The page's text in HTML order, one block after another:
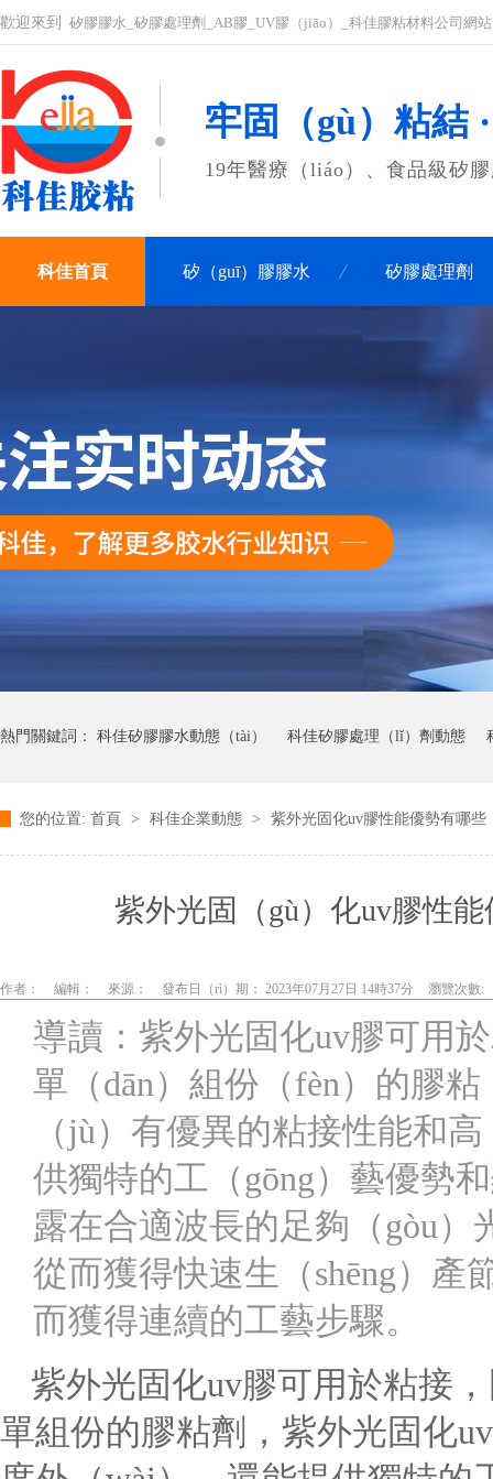
歡迎來到 矽膠膠水_矽膠處理劑_AB膠_UV膠（jiāo）_科佳膠粘材料公司網
牢固（gù）粘結
19年醫療（liáo）、食品級矽
科佳首頁 矽（guī）膠膠水 矽膠處理劑
熱門關鍵詞： 科佳矽膠膠水動態（tài） 科佳矽膠處理（lǐ）劑動態
科（kē）佳UV無影（yǐng）膠水動態 科佳快幹膠動態
您的位置: 首頁 > 科佳企業動態 > 紫外光固化uv膠性能優勢有哪些
紫外光固（gù）化uv膠性
作者： 編輯： 來源： 發布日（rì）期： 2023年07月27日 14時37分 瀏覽次數:
導讀：紫外光固化uv膠可用
單（dān）組份（fèn）的膠
（jù）有優異的粘接性能和
供獨特的工（gōng）藝優勢
露在合適波長的足夠（gòu
從而獲得快速生（shēng）產
而獲得連續的工藝步驟。
紫外光固化uv膠可用於粘接
單組份的膠粘劑，紫外光固化